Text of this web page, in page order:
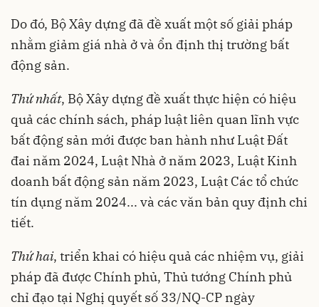
Do đó, Bộ Xây dựng đã đề xuất một số giải pháp
nhằm giảm giá nhà ở và ổn định thị trường bất
động sản.
Thứ nhất, Bộ Xây dựng đề xuất thực hiện có hiệu
quả các chính sách, pháp luật liên quan lĩnh vực
bất động sản mới được ban hành như Luật Đất
đai năm 2024, Luật Nhà ở năm 2023, Luật Kinh
doanh bất động sản năm 2023, Luật Các tổ chức
tín dụng năm 2024... và các văn bản quy định chi
tiết.
Thứ hai, triển khai có hiệu quả các nhiệm vụ, giải
pháp đã được Chính phủ, Thủ tướng Chính phủ
chỉ đạo tại Nghị quyết số 33/NQ-CP ngày